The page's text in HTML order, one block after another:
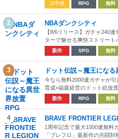
コラボ RPG 無料
2 NBAダンクシティ
【8/6リリース】ガチャ240
ターで魅せる爽快ストリート
新作 SPG 無料
3 ドット伝説～魔王にな
今なら無料2000連ガチャが
育成×箱庭経営のドット絵放
新作 RPG 無料
4 BRAVE FRONTIER
1周年記念で最大1000連無料
「ブレフロ」最新作の共闘対